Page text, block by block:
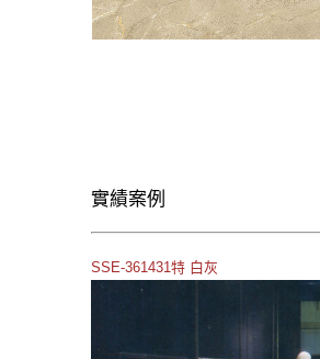
實績案例
SSE-361431特 白灰